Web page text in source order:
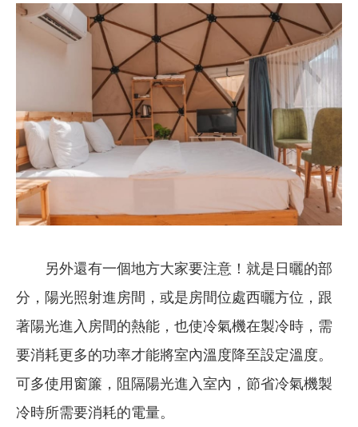
另外還有一個地方大家要注意！就是日曬的部
分，陽光照射進房間，或是房間位處西曬方位，跟
著陽光進入房間的熱能，也使冷氣機在製冷時，需
要消耗更多的功率才能將室內溫度降至設定溫度。
可多使用窗簾，阻隔陽光進入室內，節省冷氣機製
冷時所需要消耗的電量。